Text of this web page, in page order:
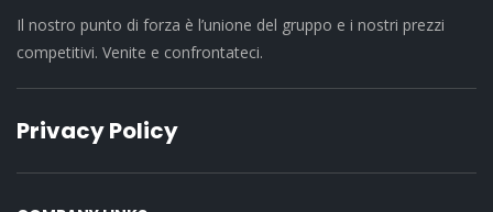
Il nostro punto di forza è l’unione del gruppo e i nostri prezzi
competitivi. Venite e confrontateci.
Privacy Policy